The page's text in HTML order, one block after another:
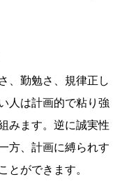
、勤勉さ、規律正し
人は計画的で粘り強
みます。逆に誠実性
方、計画に縛られす
とができます。